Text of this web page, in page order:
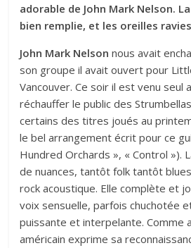
adorable de John Mark Nelson.
bien remplie, et les oreilles
John Mark Nelson nous avait
son groupe il avait ouvert pour
Vancouver. Ce soir il est venu seul
réchauffer le public des
certains des titres joués au
le bel arrangement écrit pour ce
Hundred Orchards », « Control »).
de nuances, tantôt folk tantôt
rock acoustique. Elle complète et
voix sensuelle, parfois chuchotée
puissante et interpelante. Comme
américain exprime sa